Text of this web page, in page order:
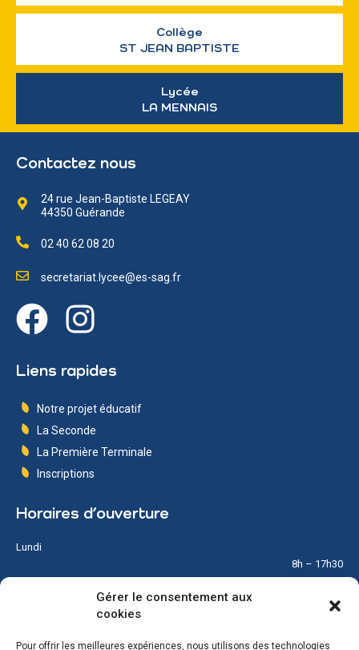
Gérer le consentement aux
cookies
Pour offrir les meilleures expériences, nous utilisons des technologies
Collège
ST JEAN BAPTISTE
Lycée
LA MENNAIS
Contactez nous
24 rue Jean-Baptiste LEGEAY
44350 Guérande
02 40 62 08 20
secretariat.lycee@es-sag.fr
Liens rapides
Notre projet éducatif
La Seconde
La Première Terminale
Inscriptions
Horaires d’ouverture
Lundi
8h – 17h30
8h – 17h30